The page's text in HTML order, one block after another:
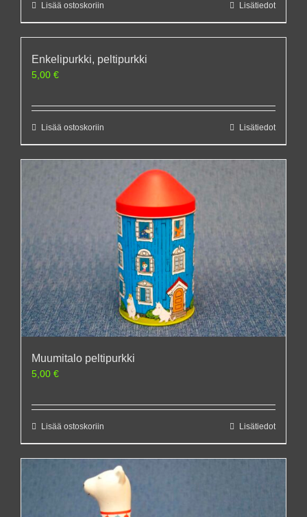
Lisää ostoskoriin Lisätiedot
Enkelipurkki, peltipurkki
5,00 €
Lisää ostoskoriin Lisätiedot
Muumitalo peltipurkki
5,00 €
Lisää ostoskoriin Lisätiedot